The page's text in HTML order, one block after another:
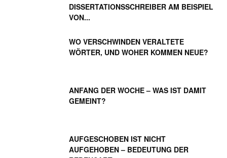
DISSERTATIONSSCHREIBER AM BEISPIEL
VON...
WO VERSCHWINDEN VERALTETE
WÖRTER, UND WOHER KOMMEN NEUE?
ANFANG DER WOCHE – WAS IST DAMIT
GEMEINT?
AUFGESCHOBEN IST NICHT
AUFGEHOBEN – BEDEUTUNG DER